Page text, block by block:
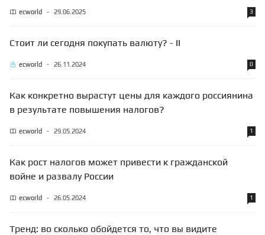
ecworld - 29.06.2025 3
Стоит ли сегодня покупать валюту? - II
ecworld - 26.11.2024 0
Как конкретно вырастут цены для каждого россиянина
в результате повышения налогов?
ecworld - 29.05.2024 1
Как рост налогов может привести к гражданской
войне и развалу России
ecworld - 26.05.2024 1
Тренд: во сколько обойдется то, что вы видите